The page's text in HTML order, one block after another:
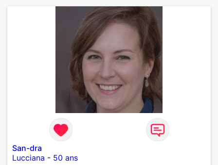
San-dra
Lucciana - 50 ans